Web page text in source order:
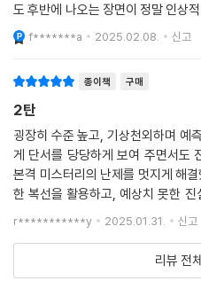
도 후반에 나오는 장면이 정말 인상
정말 마음에 들었다)
f*******a 2025.02.08. 신고
종이책 구매
2탄
굉장히 수준 높고, 기상천외하며 예
게 단서를 당당하게 보여 주면서도
본격 미스터리의 난제를 멋지게 해
한 복선을 활용하고, 예상치 못한
어가는 솜씨가 뛰어나다.
r***********y 2025.01.31. 신고
리뷰 전